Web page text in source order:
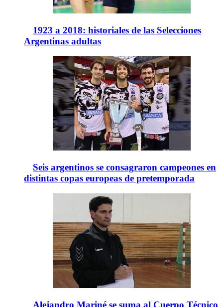
1923 a 2018: historiales de las Selecciones
Argentinas adultas
Seis argentinos se consagraron campeones en
distintas copas europeas de pretemporada
Alejandro Mariné se suma al Cuerpo Técnico